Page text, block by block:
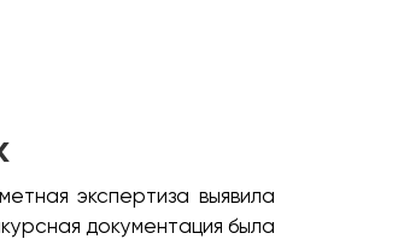
экспертиза выявила
документация была